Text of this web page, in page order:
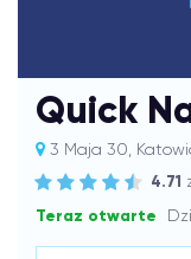
Quick
3 Maja 30,
4.71
Teraz otwarte